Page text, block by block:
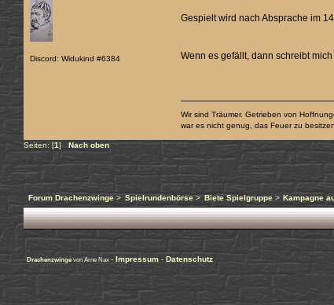
Discord: Widukind #6384
Gespielt wird nach Absprache im
Wenn es gefällt, dann schreibt
Wir sind Träumer. Getrieben von
war es nicht genug, das Feuer zu
Seiten: [1] Nach oben
Forum Drachenzwinge > Spielrundenbörse> Biete Spielgruppe> Kampagne
Drachenzwinge von Arne Nax - Impressum - Datenschutz